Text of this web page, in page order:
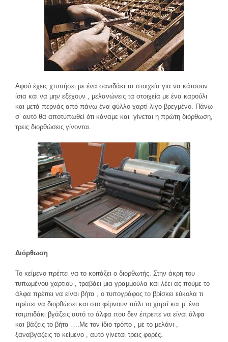
Αφού έχεις χτυπήσει με ένα σανιδάκι τα στοιχεία για να κάτσουν
ίσια και να μην εξέχουν , μελανώνεις τα στοιχεία με ένα καρούλι
και μετά περνάς από πάνω ένα φύλλο χαρτί λίγο βρεγμένο. Πάνω
σ’ αυτό θα αποτυπωθεί ότι κάναμε και γίνεται η πρώτη διόρθωση,
τρεις διορθώσεις γίνονται.
Διόρθωση
Το κείμενο πρέπει να το κοιτάξει ο διορθωτής. Στην άκρη του
τυπωμένου χαρτιού , τραβάει μια γραμμούλα και λέει ας πούμε το
άλφα πρέπει να είναι βήτα , ο τυπογράφος το βρίσκει εύκολα τι
πρέπει να διορθώσει και στο φέρνουν πάλι το χαρτί και μ’ ένα
τσιμπιδάκι βγάζεις αυτό το άλφα που δεν έπρεπε να είναι άλφα
και βάζεις το βήτα ….Με τον ίδιο τρόπο , με το μελάνι ,
ξαναβγάζεις το κείμενο , αυτό γίνεται τρεις φορές.